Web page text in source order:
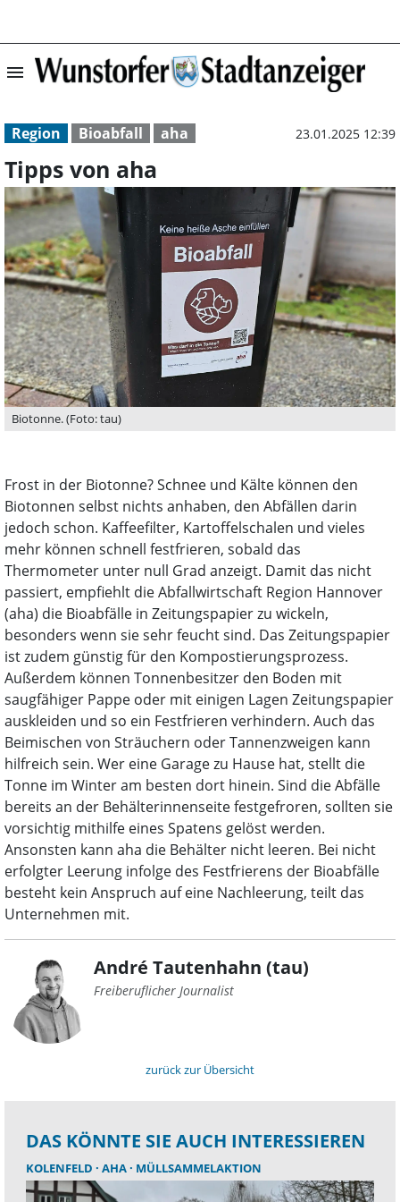
menu Tipps von aha |
Region Bioabfall aha 23.01.2025 12:39
Tipps von aha
Biotonne. (Foto: tau)
Frost in der Biotonne? Schnee und Kälte können den
Biotonnen selbst nichts anhaben, den Abfällen darin
jedoch schon. Kaffeefilter, Kartoffelschalen und vieles
mehr können schnell festfrieren, sobald das
Thermometer unter null Grad anzeigt. Damit das nicht
passiert, empfiehlt die Abfallwirtschaft Region Hannover
(aha) die Bioabfälle in Zeitungspapier zu wickeln,
besonders wenn sie sehr feucht sind. Das Zeitungspapier
ist zudem günstig für den Kompostierungsprozess.
Außerdem können Tonnenbesitzer den Boden mit
saugfähiger Pappe oder mit einigen Lagen Zeitungspapier
auskleiden und so ein Festfrieren verhindern. Auch das
Beimischen von Sträuchern oder Tannenzweigen kann
hilfreich sein. Wer eine Garage zu Hause hat, stellt die
Tonne im Winter am besten dort hinein. Sind die Abfälle
bereits an der Behälterinnenseite festgefroren, sollten sie
vorsichtig mithilfe eines Spatens gelöst werden.
Ansonsten kann aha die Behälter nicht leeren. Bei nicht
erfolgter Leerung infolge des Festfrierens der Bioabfälle
besteht kein Anspruch auf eine Nachleerung, teilt das
Unternehmen mit.
André Tautenhahn (tau)
Freiberuflicher Journalist
zurück zur Übersicht
DAS KÖNNTE SIE AUCH INTERESSIEREN
KOLENFELD AHA MÜLLSAMMELAKTION